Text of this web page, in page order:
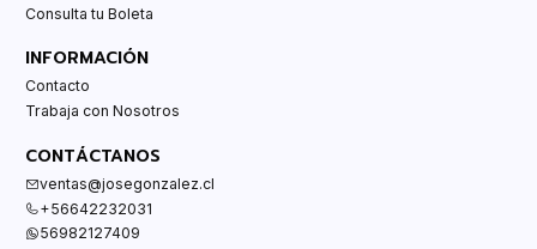
Consulta tu Boleta
INFORMACIÓN
Contacto
Trabaja con Nosotros
CONTÁCTANOS
ventas@josegonzalez.cl
+56642232031
56982127409